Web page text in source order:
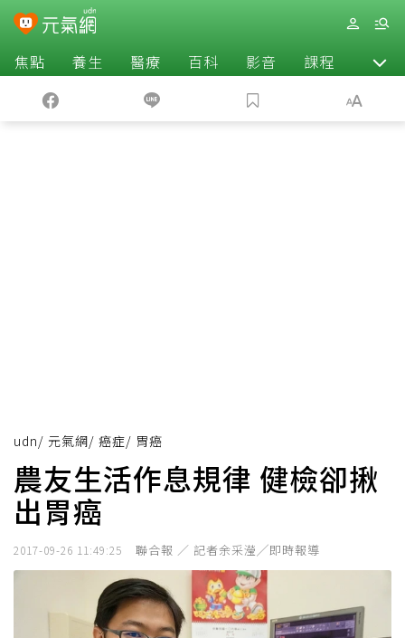
焦點 養生 醫療 百科 影音 課程 退休
udn/ 元氣網/ 癌症/ 胃癌
農友生活作息規律 健檢卻揪
出胃癌
2017-09-26 11:49:25 聯合報 ／ 記者余采瀅╱即時報導